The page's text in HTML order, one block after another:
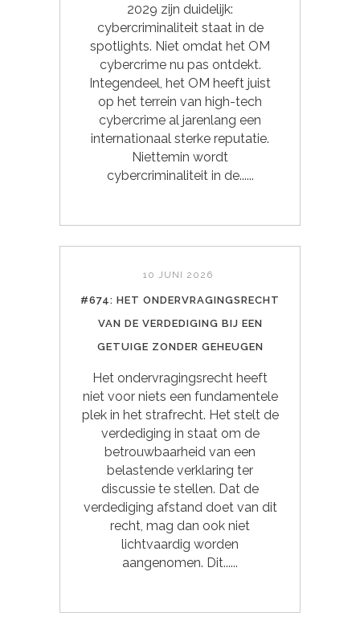
2029 zijn duidelijk:
cybercriminaliteit staat in de
spotlights. Niet omdat het OM
cybercrime nu pas ontdekt.
Integendeel, het OM heeft juist
op het terrein van high-tech
cybercrime al jarenlang een
internationaal sterke reputatie.
Niettemin wordt
cybercriminaliteit in de......
10 JUNI 2026
#674: HET ONDERVRAGINGSRECHT
VAN DE VERDEDIGING BIJ EEN
GETUIGE ZONDER GEHEUGEN
Het ondervragingsrecht heeft
niet voor niets een fundamentele
plek in het strafrecht. Het stelt de
verdediging in staat om de
betrouwbaarheid van een
belastende verklaring ter
discussie te stellen. Dat de
verdediging afstand doet van dit
recht, mag dan ook niet
lichtvaardig worden
aangenomen. Dit......